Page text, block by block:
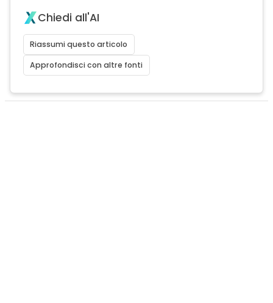
Chiedi all'AI
Riassumi questo articolo
Approfondisci con altre fonti